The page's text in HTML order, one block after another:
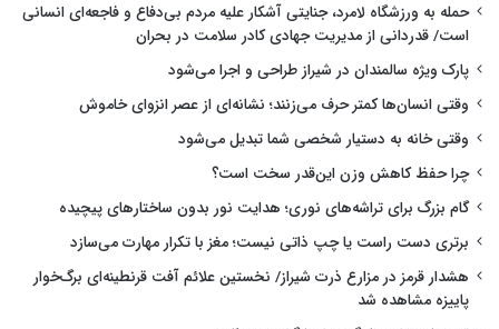
حمله به ورزشگاه لامرد، جنایتی آشکار علیه مردم بی‌دفاع و فاجعه‌ای انسانی
است/ قدردانی از مدیریت جهادی کادر سلامت در بحران
پارک ویژه سالمندان در شیراز طراحی و اجرا می‌شود
وقتی انسان‌ها کمتر حرف می‌زنند؛ نشانه‌ای از عصر انزوای خاموش
وقتی خانه به دستیار شخصی شما تبدیل می‌شود
چرا حفظ کاهش وزن این‌قدر سخت است؟
گام بزرگ برای تراشه‌های نوری؛ هدایت نور بدون ساختارهای پیچیده
برتری دست راست یا چپ ذاتی نیست؛ مغز با تکرار مهارت می‌سازد
هشدار قرمز در مزارع ذرت شیراز/ نخستین علائم آفت قرنطینه‌ای برگ‌خوار
پاییزه مشاهده شد